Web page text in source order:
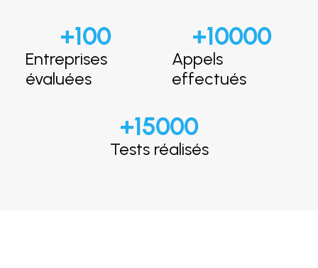
+100
Entreprises
évaluées
+10000
Appels
effectués
+15000
Tests réalisés